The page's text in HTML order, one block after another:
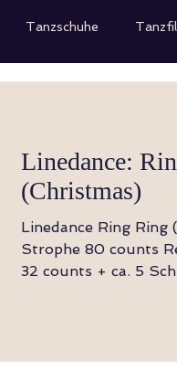
Tanzschuhe
Linedance:
(Christmas)
Linedance Ring Ring
Strophe 80 counts Refrain 64 counts Bridge
32 counts + ca. 5
Glockenspiel Ablauf: Strophe, Refrain,